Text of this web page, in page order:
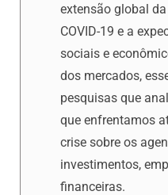
extensão global
COVID-19 e a
sociais e
dos mercados,
pesquisas que
que enfrentamos
crise sobre os
investimentos,
financeiras.